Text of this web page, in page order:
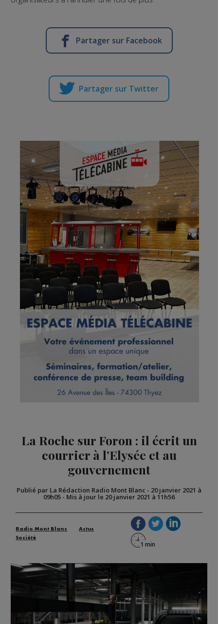
Partager sur Facebook
Partager sur Twitter
La Roche sur Foron : il écrit un
courrier à l’Elysée et au
gouvernement
Publié par La Rédaction Radio Mont Blanc - 20 janvier 2021 à
09h05 - Mis à jour le 20 janvier 2021 à 11h56
Radio Mont Blanc
Actus
Société